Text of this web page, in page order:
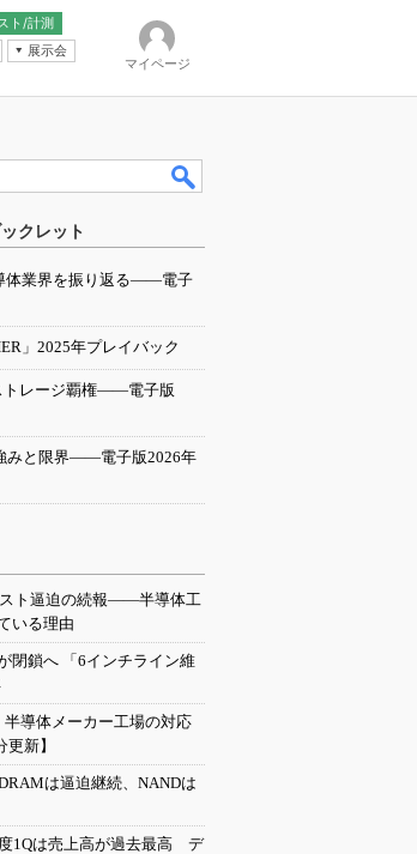
ト/計測
展示会
マイページ
クレット
体業界を振り返る――電子
」2025年プレイバック
トレージ覇権――電子版
みと限界――電子版2026年
ト逼迫の続報――半導体工
いる理由
閉鎖へ 「6インチライン維
導体メーカー工場の対応
新】
は逼迫継続、NANDは
1Qは売上高が過去最高 デ